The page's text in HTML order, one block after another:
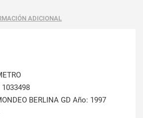
ADICIONAL
1033498
BERLINA GD Año: 1997